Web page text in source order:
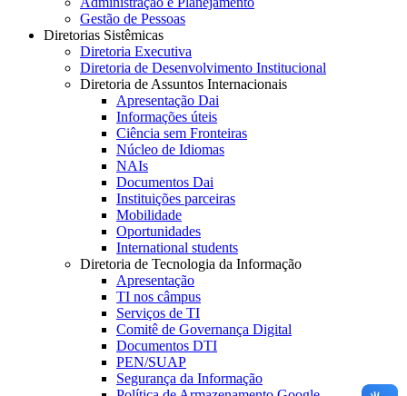
Gestão de Pessoas
Diretorias Sistêmicas
Diretoria Executiva
Diretoria de Desenvolvimento Institucional
Diretoria de Assuntos Internacionais
Apresentação Dai
Informações úteis
Ciência sem Fronteiras
Núcleo de Idiomas
NAIs
Documentos Dai
Instituições parceiras
Mobilidade
Oportunidades
International students
Diretoria de Tecnologia da Informação
Apresentação
TI nos câmpus
Serviços de TI
Comitê de Governança Digital
Documentos DTI
PEN/SUAP
Segurança da Informação